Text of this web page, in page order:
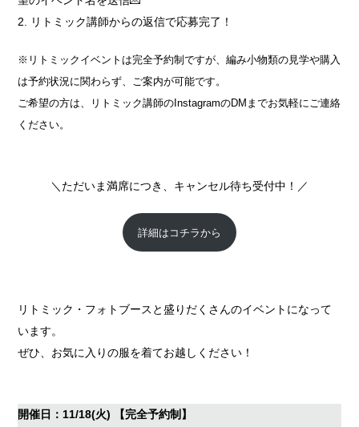
リトミック講師からの返信で応募完了！
※リトミックイベントは完全予約制ですが、編み小物類の見学や購入
は予約状況に関わらず、ご案内が可能です。
ご希望の方は、リトミック講師のInstagramのDMまでお気軽にご連絡
ください。
＼ただいま満席につき、キャンセル待ち受付中！／
詳細はコチラから
リトミック・フォトブースと盛りだくさんのイベントになって
います。
ぜひ、お気に入りの服を着てお越しください！
開催日：11/18(火) 【完全予約制】